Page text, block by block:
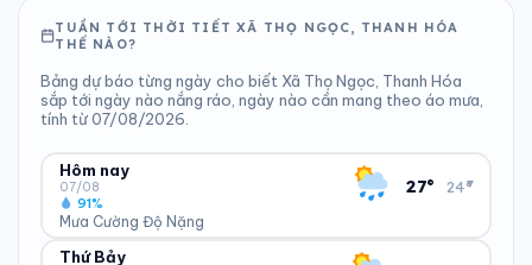
TUẦN TỚI THỜI TIẾT XÃ THỌ NGỌC, THANH HÓA
THẾ NÀO?
Bảng dự báo từng ngày cho biết Xã Thọ Ngọc, Thanh Hóa
sắp tới ngày nào nắng ráo, ngày nào cần mang theo áo mưa,
tính từ 07/08/2026.
Hôm nay
07/08
Mưa Cường Độ Nặng
91%
27° 24°
▾
ĐỘ ẨM
Thứ Bảy